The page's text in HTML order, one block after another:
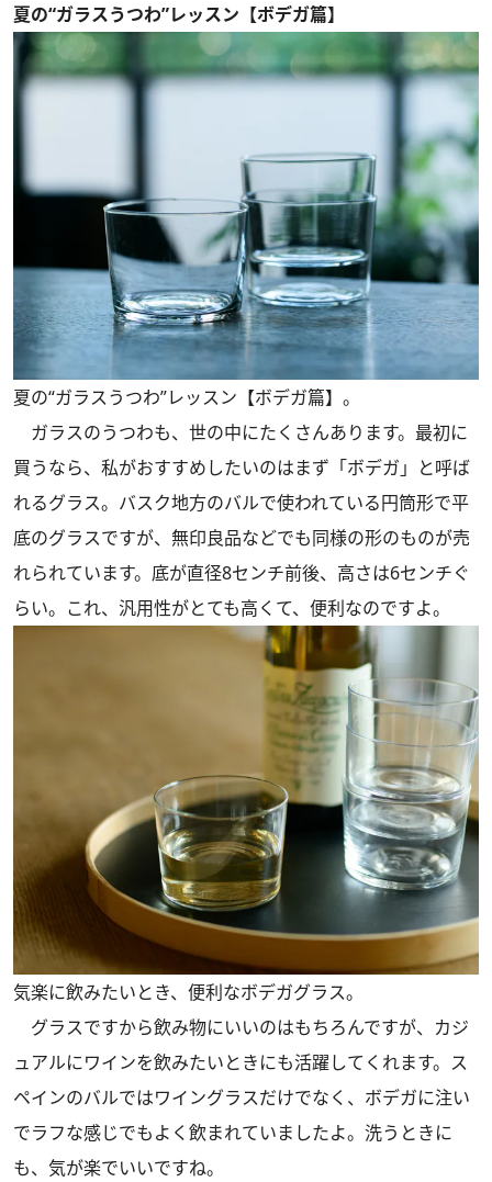
夏の“ガラスうつわ”レッスン【ボデガ篇】
夏の“ガラスうつわ”レッスン【ボデガ篇】。
ガラスのうつわも、世の中にたくさんあります。最初に
買うなら、私がおすすめしたいのはまず「ボデガ」と呼ば
れるグラス。バスク地方のバルで使われている円筒形で平
底のグラスですが、無印良品などでも同様の形のものが売
れられています。底が直径8センチ前後、高さは6センチぐ
らい。これ、汎用性がとても高くて、便利なのですよ。
気楽に飲みたいとき、便利なボデガグラス。
グラスですから飲み物にいいのはもちろんですが、カジ
ュアルにワインを飲みたいときにも活躍してくれます。ス
ペインのバルではワイングラスだけでなく、ボデガに注い
でラフな感じでもよく飲まれていましたよ。洗うときに
も、気が楽でいいですね。